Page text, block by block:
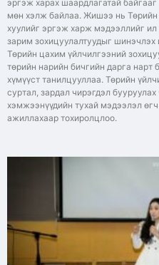
эргэж харах шаардлагатай
мөн хэлж байлаа. Жишээ нь
хуулийг эргэж харж мэдээллийг
зарим зохицуулалтуудыг
Төрийн цахим үйлчилгээний
төрийн нарийн бичгийн дарга нарт
хүмүүст танилцууллаа. Төрийн
суртал, зардал чирэгдэл
хэмжээнүүдийн тухай мэдээлэл
ажиллахаар тохиролцлоо.